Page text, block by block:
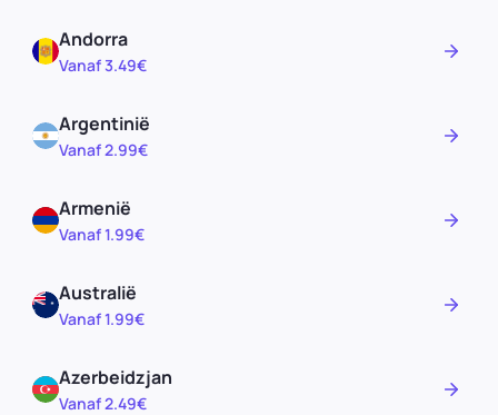
Andorra
Vanaf 3.49€
Argentinië
Vanaf 2.99€
Armenië
Vanaf 1.99€
Australië
Vanaf 1.99€
Azerbeidzjan
Vanaf 2.49€